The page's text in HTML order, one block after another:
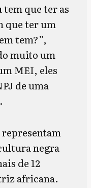
que ter as
que ter um
tem?”,
muito um
MEI, eles
de uma
representam
negra
de 12
africana.